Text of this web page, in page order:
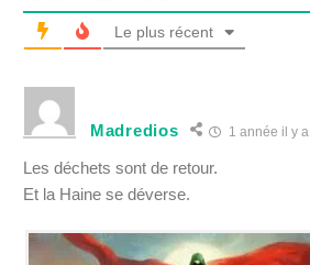
Le plus récent
Madredios 1 année il y a
Les déchets sont de retour.
Et la Haine se déverse.